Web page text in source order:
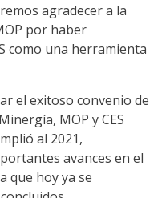
agradecer a la
por haber
como una herramienta
el exitoso convenio de
MOP y CES
al 2021,
avances en el
que hoy ya se